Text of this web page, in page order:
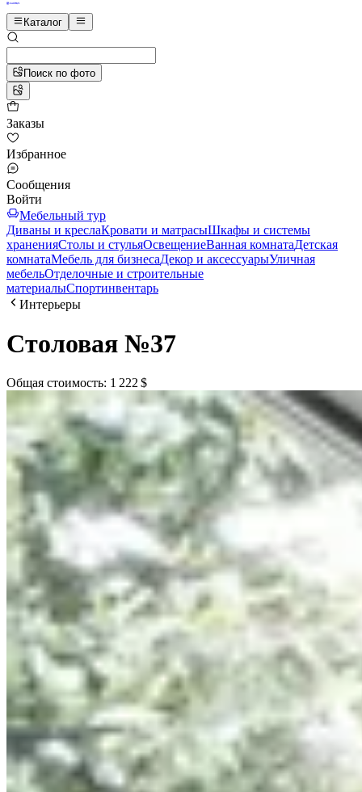
Каталог
Поиск по фото
Заказы
Избранное
Сообщения
Войти
Мебельный тур
Диваны и креслаКровати и матрасыШкафы и системы
храненияСтолы и стульяОсвещениеВанная комнатаДетская
комнатаМебель для бизнесаДекор и аксессуарыУличная
мебельОтделочные и строительные
материалыСпортинвентарь
Интерьеры
Столовая №37
Общая стоимость: 1 222 $